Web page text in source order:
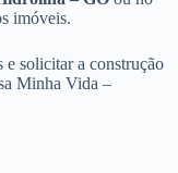
imóveis.
e solicitar a construção
Minha Vida –